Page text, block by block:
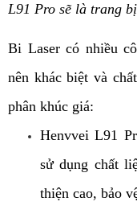
L91 Pro sẽ là trang
Bi Laser có nhiều
nên khác biệt và
phân khúc giá:
Henvvei L91
sử dụng chất
thiện cao, bảo